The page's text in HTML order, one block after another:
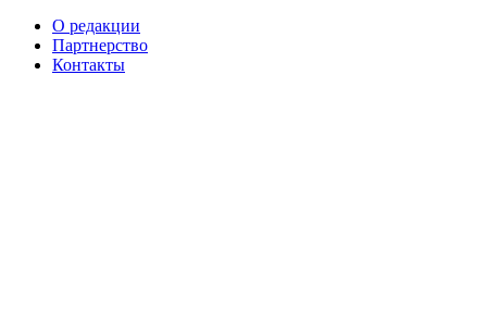
О редакции
Партнерство
Контакты